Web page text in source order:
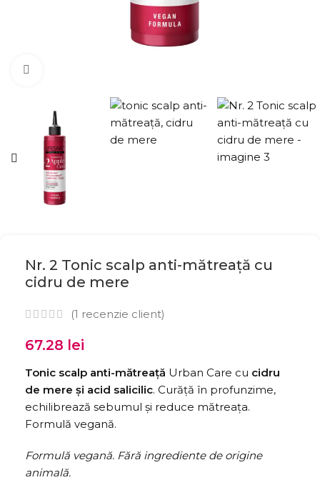
Nr. 2 Tonic scalp anti-mătreață cu
cidru de mere
(1 recenzie client)
67.28 lei
Tonic scalp anti-mătreață Urban Care cu cidru
de mere și acid salicilic. Curăță în profunzime,
echilibrează sebumul și reduce mătreața.
Formulă vegană.
Formulă vegană. Fără ingrediente de origine
animală.